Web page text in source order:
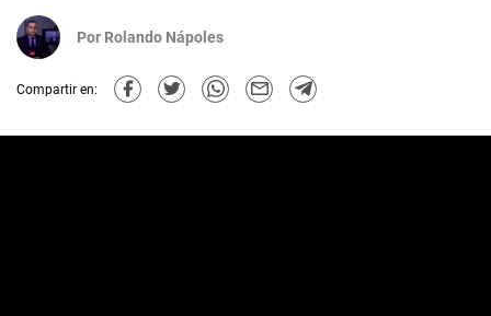
Por Rolando Nápoles
Compartir en: